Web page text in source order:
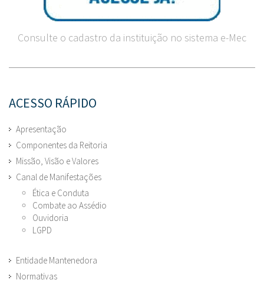
Consulte o cadastro da instituição no sistema e-Mec
ACESSO RÁPIDO
Apresentação
Componentes da Reitoria
Missão, Visão e Valores
Canal de Manifestações
Ética e Conduta
Combate ao Assédio
Ouvidoria
LGPD
Entidade Mantenedora
Normativas